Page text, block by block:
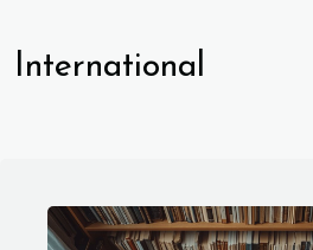
International